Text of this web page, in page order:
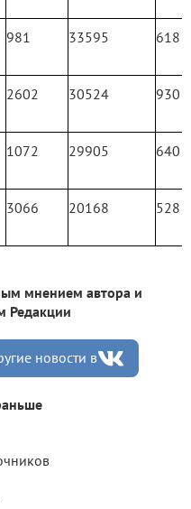
981 33595 618
2602 30524 930
1072 29905 640
3066 20168 528
мнением автора и
Редакции
новости в